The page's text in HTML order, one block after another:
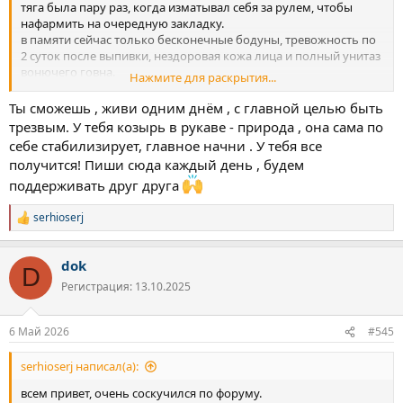
тяга была пару раз, когда изматывал себя за рулем, чтобы
нафармить на очередную закладку.
в памяти сейчас только бесконечные бодуны, тревожность по
2 суток после выпивки, нездоровая кожа лица и полный унитаз
вонючего говна.
на сегодня, не дую 2 дня, появилось желание зайти сюда и что-
нибудь написать.
решил освежить и структурировать в памяти свои 2 последние
попытки т.к. делать все равно нефиг.
в декабре была первая попытка, пожалуй, самая сложная:
продержался 24 дня, но выпивал пиво 2/3 из всех этих дней. это
усугубляло ситуацию. и в один из дней я не смог пережить
январь - снизил бухло в 3-4 раза, но курил каждый день ни в
чем себе не отказывая.
прокурил вроде тыщ 45, которые копил на ноут.
последнюю неделю января полностью убрал алкоголь, чтобы
было легче не дуть.
и сигареты в неадекватных количествах.
Нажмите для раскрытия...
Ты сможешь , живи одним днём , с главной целью быть
трезвым. У тебя козырь в рукаве - природа , она сама по
себе стабилизирует, главное начни . У тебя все
получится! Пиши сюда каждый день , будем
поддерживать друг друга
Р
е
к
и
serhioserj
D dok
Регистрация: 13.10.2025
6 Май 2026 #545
serhioserj написал(а):
всем привет, очень соскучился по форуму.